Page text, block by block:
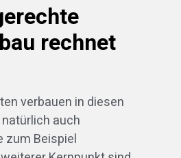
rechnet
verbauen in diesen
auch
zum Beispiel